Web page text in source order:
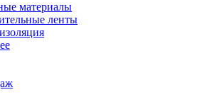
материалы
ленты